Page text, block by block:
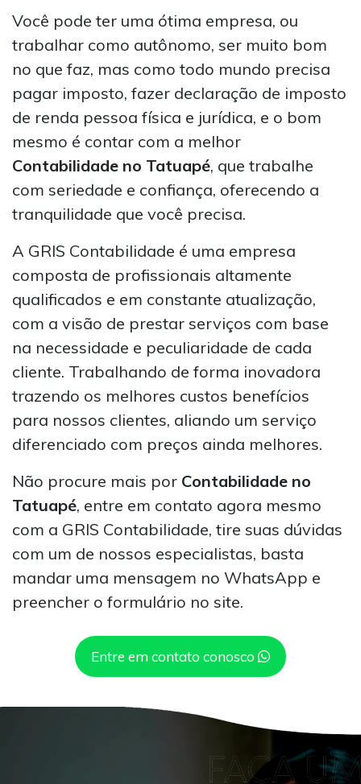
Você pode ter uma ótima empresa, ou
trabalhar como autônomo, ser muito bom
no que faz, mas como todo mundo precisa
pagar imposto, fazer declaração de imposto
de renda pessoa física e jurídica, e o bom
mesmo é contar com a melhor
Contabilidade no Tatuapé, que trabalhe
com seriedade e confiança, oferecendo a
tranquilidade que você precisa.
A GRIS Contabilidade é uma empresa
composta de profissionais altamente
qualificados e em constante atualização,
com a visão de prestar serviços com base
na necessidade e peculiaridade de cada
cliente. Trabalhando de forma inovadora
trazendo os melhores custos benefícios
para nossos clientes, aliando um serviço
diferenciado com preços ainda melhores.
Não procure mais por Contabilidade no
Tatuapé, entre em contato agora mesmo
com a GRIS Contabilidade, tire suas dúvidas
com um de nossos especialistas, basta
mandar uma mensagem no WhatsApp e
preencher o formulário no site.
Entre em contato conosco